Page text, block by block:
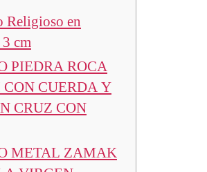
Religioso en
cm
PIEDRA ROCA
CUERDA Y
CRUZ CON
METAL ZAMAK